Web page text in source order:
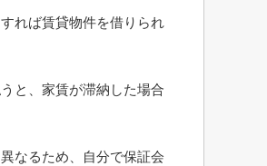
れば賃貸物件を借りられ
と、家賃が滞納した場合
なるため、自分で保証会